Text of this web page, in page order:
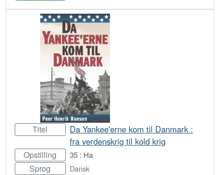
Bestil
Titel
Da Yankee'erne kom til Danmark :
fra verdenskrig til kold krig
Opstilling 35 : Ha
Sprog Dansk